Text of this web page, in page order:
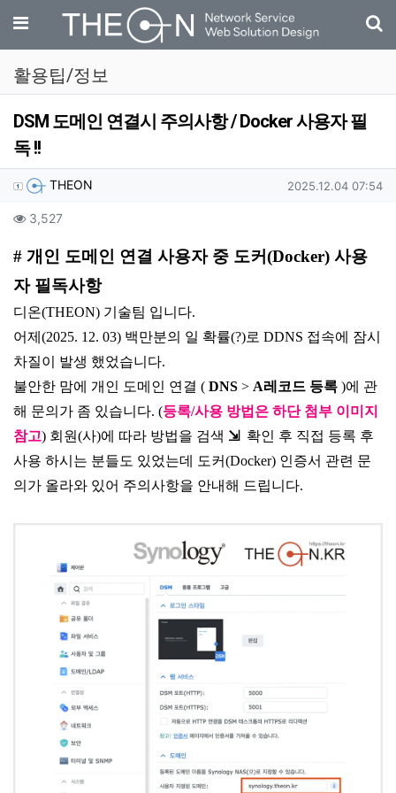
메뉴
활용팁/정보
DSM 도메인 연결시 주의사항 / Docker 사용자 필
독 !!
작성자 정보
THEON 작성일
2025.12.04 07:54
컨텐츠 정보
3,527조회
본문
# 개인 도메인 연결 사용자 중 도커(Docker) 사용
자 필독사항
디온(THEON) 기술팀 입니다.
어제(2025. 12. 03) 백만분의 일 확률(?)로 DDNS 접속에 잠시
차질이 발생 했었습니다.
불안한 맘에 개인 도메인 연결 ( DNS > A레코드 등록 )에 관
해 문의가 좀 있습니다. (등록/사용 방법은 하단 첨부 이미지
참고) 회원(사)에 따라 방법을 검색 ⇲ 확인 후 직접 등록 후
사용 하시는 분들도 있었는데 도커(Docker) 인증서 관련 문
의가 올라와 있어 주의사항을 안내해 드립니다.